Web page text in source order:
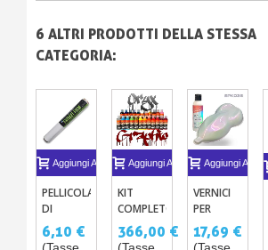
6 ALTRI PRODOTTI DELLA STESSA
CATEGORIA:
Aggiungi Al Carrello
PELLICOLA
DI
MASCHERATURA
- FRISKET
6,10 €
(Tasse
Aggiungi Al Carrello
KIT
COMPLETO
DI
VERNICE
366,00 €
(Tasse
Aggiungi Al
VERNICI
PER
AEROGRAFI
INTERFERENTI
17,69 €
(Tasse